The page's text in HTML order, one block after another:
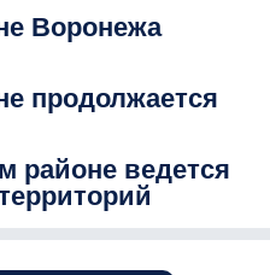
Воронежа
продолжается
районе ведется